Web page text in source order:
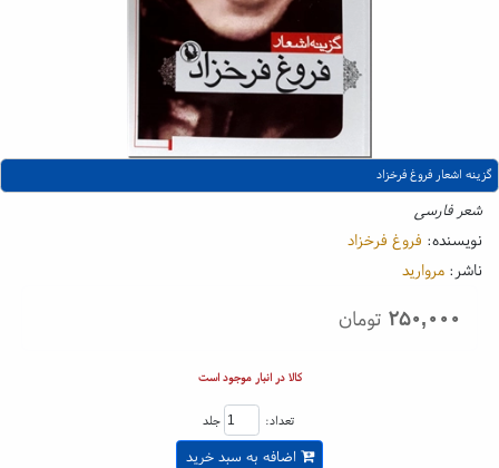
گزینه اشعار فروغ فرخزاد
شعر فارسی
نویسنده: فروغ فرخزاد
ناشر: مروارید
۲۵۰,۰۰۰ تومان
کالا در انبار موجود است
تعداد: جلد
اضافه به سبد خرید